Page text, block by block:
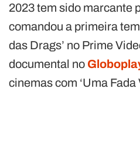
2023 tem sido marcante
comandou a primeira
das Drags’ no Prime
documental no
cinemas com ‘Uma Fada